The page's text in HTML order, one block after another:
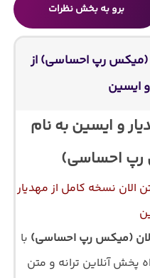
برو به بخش نظرات
(میکس رپ احساسی) از
ایسین
و ایسین به نام
رپ احساسی)
نسخه کامل از مهدیار
(میکس رپ احساسی) با
پخش آنلاین ترانه و متن